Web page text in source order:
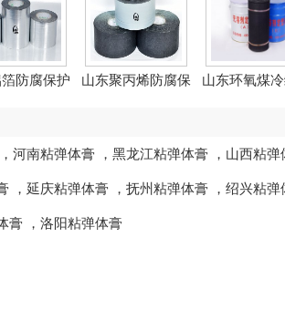
防腐保护
山东聚丙烯防腐保
山东环氧煤
， 河南粘弹体膏 ， 黑龙江粘弹体膏 ， 山西粘弹
， 延庆粘弹体膏 ， 抚州粘弹体膏 ， 绍兴粘弹
膏 ， 洛阳粘弹体膏